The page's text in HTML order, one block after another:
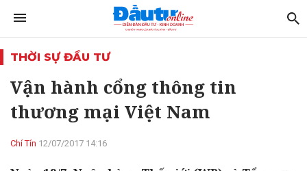
THỜI SỰ ĐẦU TƯ
Vận hành cổng thông tin
thương mại Việt Nam
Chí Tín 12/07/2017 14:16